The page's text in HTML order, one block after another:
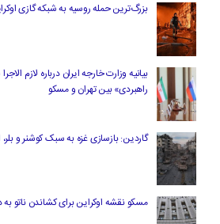
بزرگ‌ترین حمله روسیه به شبکه گازی
بیانیه وزارت خارجه ایران درباره لازم‌
راهبردی» بین تهران و مسکو
گاردین: بازسازی غزه به سبک کوشنر و
مسکو نقشه اوکراین برای کشاندن ناتو به